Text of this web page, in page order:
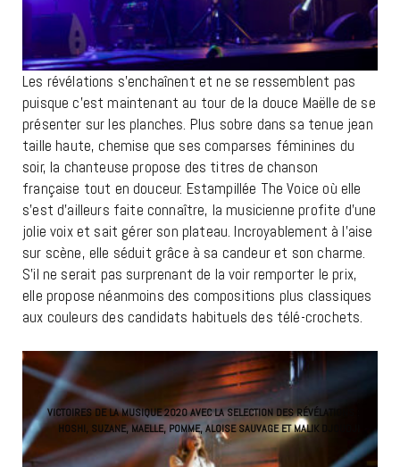
Les révélations s’enchaînent et ne se ressemblent pas
puisque c’est maintenant au tour de la douce Maëlle de se
présenter sur les planches. Plus sobre dans sa tenue jean
taille haute, chemise que ses comparses féminines du
soir, la chanteuse propose des titres de chanson
française tout en douceur. Estampillée The Voice où elle
s’est d’ailleurs faite connaître, la musicienne profite d’une
jolie voix et sait gérer son plateau. Incroyablement à l’aise
sur scène, elle séduit grâce à sa candeur et son charme.
S’il ne serait pas surprenant de la voir remporter le prix,
elle propose néanmoins des compositions plus classiques
aux couleurs des candidats habituels des télé-crochets.
VICTOIRES DE LA MUSIQUE 2020 AVEC LA SELECTION DES RÉVÉLATIONS :
HOSHI, SUZANE, MAELLE, POMME, ALOISE SAUVAGE ET MALIK DJOUDJI